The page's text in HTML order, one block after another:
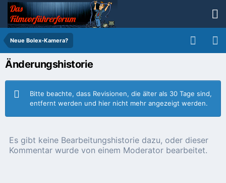
Neue Bolex-Kamera?
Änderungshistorie
Bitte beachte, dass Revisionen, die älter als 30 Tage sind,
entfernt werden und hier nicht mehr angezeigt werden.
Es gibt keine Bearbeitungshistorie dazu, oder dieser
Kommentar wurde von einem Moderator bearbeitet.